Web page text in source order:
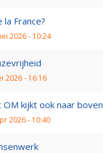
la France?
2026 - 10:24
2026 - 16:16
OM kijkt ook naar boven
2026 - 10:40